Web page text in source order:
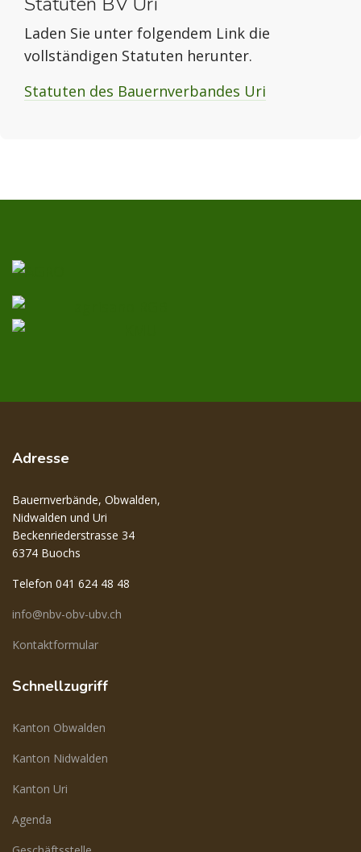
Laden Sie unter folgendem Link die
vollständigen Statuten herunter.
Statuten des Bauernverbandes Uri
Adresse
Bauernverbände, Obwalden,
Nidwalden und Uri
Beckenriederstrasse 34
6374 Buochs
Telefon 041 624 48 48
info@nbv-obv-ubv.ch
Kontaktformular
Schnellzugriff
Kanton Obwalden
Kanton Nidwalden
Kanton Uri
Agenda